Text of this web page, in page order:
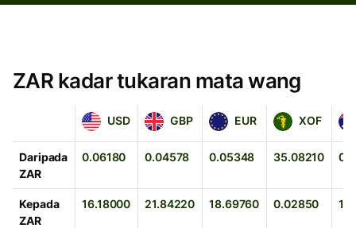
ZAR kadar tukaran mata wang
USD
USD GBP
GBP EUR
EUR XOF
XOF
Daripada
ZAR
0.06180 0.04578 0.05348 35.08210
Kepada
ZAR
16.18000 21.84220 18.69760 0.02850